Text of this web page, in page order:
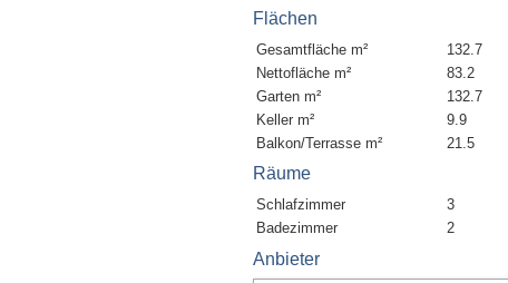
Flächen
Gesamtfläche m²
132.7
Nettofläche m²
83.2
Garten m²
132.7
Keller m²
9.9
Balkon/Terrasse m²
21.5
Räume
Schlafzimmer
3
Badezimmer
2
Anbieter